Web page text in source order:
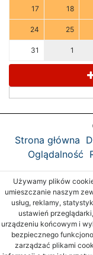
17 18
24 25
31 1
Strona główna
Oglądalność
Używamy plików
umieszczanie naszym
usług, reklamy,
ustawień
urządzeniu końcowym i
bezpiecznego
zarządzać plikami